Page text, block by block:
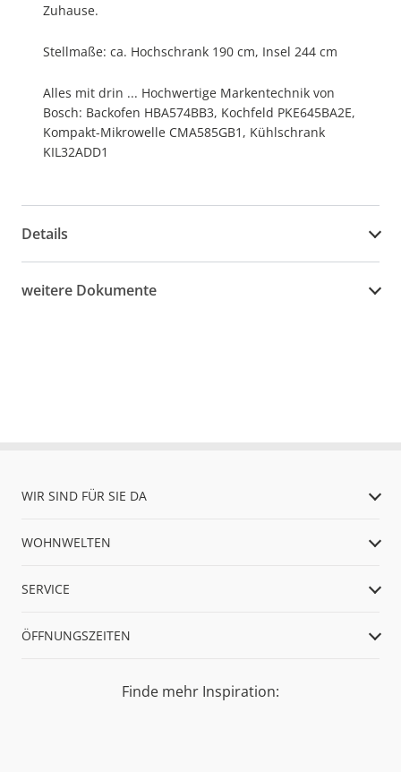
Zuhause.
Stellmaße: ca. Hochschrank 190 cm, Insel 244 cm
Alles mit drin ... Hochwertige Markentechnik von
Bosch: Backofen HBA574BB3, Kochfeld PKE645BA2E,
Kompakt-Mikrowelle CMA585GB1, Kühlschrank
KIL32ADD1
Details
weitere Dokumente
WIR SIND FÜR SIE DA
WOHNWELTEN
SERVICE
ÖFFNUNGSZEITEN
Finde mehr Inspiration: